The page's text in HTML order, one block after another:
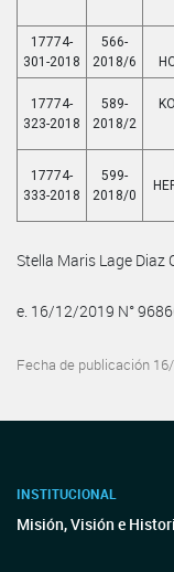
17774-
301-2018
566-
2018/6
17774-
323-2018
589-
2018/2
17774-
333-2018
599-
2018/0
Stella Maris Lage Diaz
e. 16/12/2019 N°
Fecha de publicación
INSTITUCIONAL
Misión, Visión e